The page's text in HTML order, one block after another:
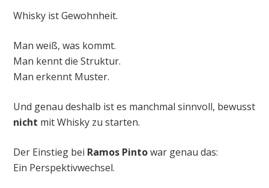
Whisky ist Gewohnheit.
Man weiß, was kommt.
Man kennt die Struktur.
Man erkennt Muster.
Und genau deshalb ist es manchmal sinnvoll, bewusst
nicht mit Whisky zu starten.
Der Einstieg bei Ramos Pintowar genau das:
Ein Perspektivwechsel.